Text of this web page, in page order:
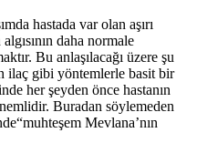
hastada var olan aşırı
daha normale
Bu anlaşılacağı üzere şu
ilaç gibi yöntemlerle basit bir
her şeyden önce hastanın
Buradan söylemeden
Mevlana’nın